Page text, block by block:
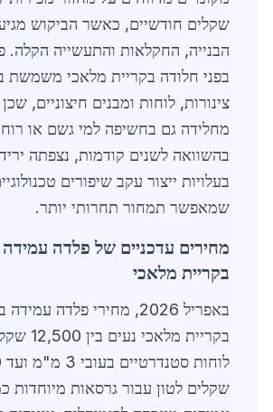
שקלים חודשיים, כאשר הביקוש
הבנייה, החקלאות והתעשייה הקלה.
בפני חלודה בקריית מלאכי משמשת
צינורות, לוחות ומבנים חיצוניים,
מחלידה גם בחשיפה למי גשם או
בעלויות ייצור עקב שיפורים
שמאפשר תמחור תחרותי יותר.
מחירים עדכניים של פלדה עמידה
בקריית מלאכי
באפריל 2026, מחירי פלדה
בקריית